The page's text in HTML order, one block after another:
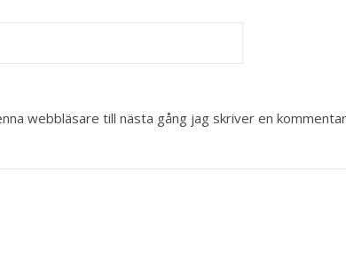
webbläsare till nästa gång jag skriver en